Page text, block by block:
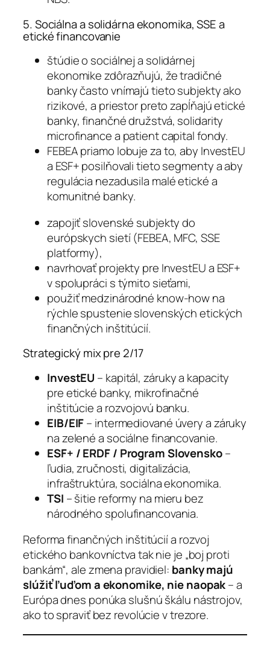
5. Sociálna a solidárna ekonomika, SSE a
etické financovanie
štúdie o sociálnej a solidárnej
ekonomike zdôrazňujú, že tradičné
banky často vnímajú tieto subjekty ako
rizikové, a priestor preto zapĺňajú etické
banky, finančné družstvá, solidarity
microfinance a patient capital fondy.
FEBEA priamo lobuje za to, aby InvestEU
a ESF+ posilňovali tieto segmenty a aby
regulácia nezadusila malé etické a
komunitné banky.
zapojiť slovenské subjekty do
európskych sietí (FEBEA, MFC, SSE
platformy),
navrhovať projekty pre InvestEU a ESF+
v spolupráci s týmito sieťami,
použiť medzinárodné know-how na
rýchle spustenie slovenských etických
finančných inštitúcií.
Strategický mix pre 2/17
InvestEU – kapitál, záruky a kapacity
pre etické banky, mikrofinačné
inštitúcie a rozvojovú banku.
EIB/EIF– intermediované úvery a záruky
na zelené a sociálne financovanie.
ESF+ / ERDF / Program Slovensko–
ľudia, zručnosti, digitalizácia,
infraštruktúra, sociálna ekonomika.
TSI – šitie reformy na mieru bez
národného spolufinancovania.
Reforma finančných inštitúcií a rozvoj
etického bankovníctva tak nie je „boj proti
bankám“, ale zmena pravidiel: banky majú
slúžiť ľuďom a ekonomike, nie naopak– a
Európa dnes ponúka slušnú škálu nástrojov,
ako to spraviť bez revolúcie v trezore.